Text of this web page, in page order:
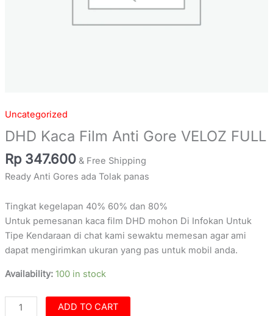
Uncategorized
DHD Kaca Film Anti Gore VELOZ FULL
Rp 347.600 & Free Shipping
Ready Anti Gores ada Tolak panas
Tingkat kegelapan 40% 60% dan 80%
Untuk pemesanan kaca film DHD mohon Di Infokan Untuk
Tipe Kendaraan di chat kami sewaktu memesan agar ami
dapat mengirimkan ukuran yang pas untuk mobil anda.
Availability: 100 in stock
ADD TO CART